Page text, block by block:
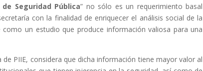
Seguridad Pública” no sólo es un requerimiento basal
con la finalidad de enriquecer el análisis social de la
un estudio que produce información valiosa para una
PIIE, considera que dicha información tiene mayor valor al